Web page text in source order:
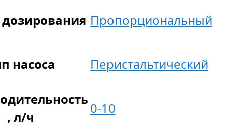
Пропорциональный
насоса Перистальтический
, л/ч
0-10